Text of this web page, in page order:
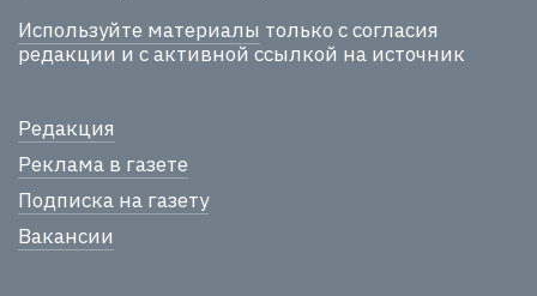
Используйте материалы только с согласия
редакции и с активной ссылкой на источник
Редакция
Реклама в газете
Подписка на газету
Вакансии